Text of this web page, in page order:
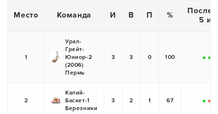
Место Команда И В П %
5
1
Урал-
Грейт-
Юниор-2
(2006)
Пермь
3 3 0 100
+ +
2
Калий-
Баскет-1
Березники
3 2 1 67
+ -